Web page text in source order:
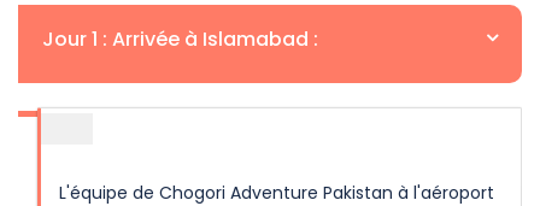
Jour 1 : Arrivée à Islamabad :
L'équipe de Chogori Adventure Pakistan à l'aéroport